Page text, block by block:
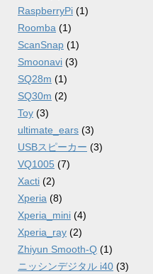
RaspberryPi (1)
Roomba (1)
ScanSnap (1)
Smoonavi (3)
SQ28m (1)
SQ30m (2)
Toy (3)
ultimate_ears (3)
USBスピーカー (3)
VQ1005 (7)
Xacti (2)
Xperia (8)
Xperia_mini (4)
Xperia_ray (2)
Zhiyun Smooth-Q (1)
ニッシンデジタル i40 (3)